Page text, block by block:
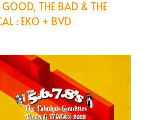
GOOD, THE BAD & THE
: EKO + BVD